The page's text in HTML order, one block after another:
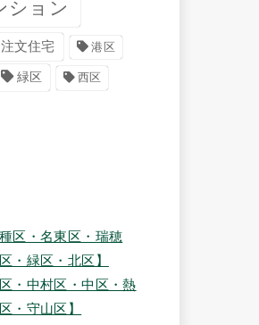
ション
注文住宅 港区
緑区 西区
区・名東区・瑞穂
・緑区・北区】
・中村区・中区・熱
・守山区】